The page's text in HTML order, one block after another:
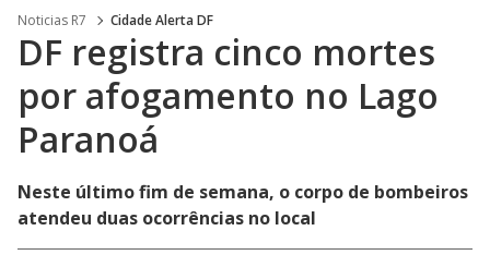
Noticias R7 Cidade Alerta DF
DF registra cinco mortes
por afogamento no Lago
Paranoá
Neste último fim de semana, o corpo de bombeiros
atendeu duas ocorrências no local